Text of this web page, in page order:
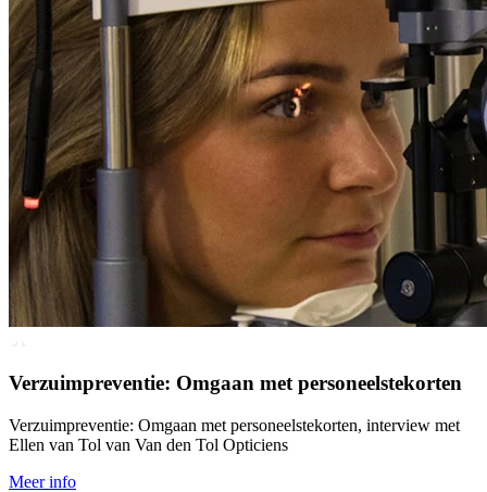
Verzuimpreventie: Omgaan met personeelstekorten
Verzuimpreventie: Omgaan met personeelstekorten, interview met
Ellen van Tol van Van den Tol Opticiens
Meer info